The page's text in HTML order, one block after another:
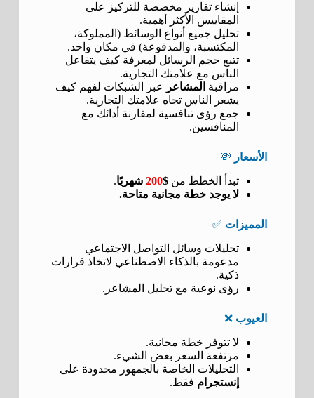
إنشاء تقارير مخصصة للتركيز على
المقاييس الأكثر أهمية.
تحليل جميع أنواع الوسائط (المملوكة،
المكتسبة، والمدفوعة) في مكان واحد.
تتبع حجم الرسائل لمعرفة كيف يتفاعل
الناس مع علامتك التجارية.
مراقبة المشاعر
عبر الشبكات لفهم كيف
يشعر الناس تجاه علامتك التجارية.
جمع رؤى تنافسية لمقارنة أدائك مع
المنافسين.
الأسعار 💸
تبدأ الخطط من $
200شهريًا.
لا يوجد خطة مجانية متاحة.
المميزات ✅
تحليلات وسائل التواصل الاجتماعي
مدعومة بالذكاء الاصطناعي لاتخاذ قرارات
ذكية.
رؤى نوعية مع تحليل المشاعر.
العيوب ❌
لا تتوفر خطة مجانية.
مرتفعة السعر بعض الشيء.
التحليلات الخاصة بالجمهور محدودة على
إنستجرام فقط.